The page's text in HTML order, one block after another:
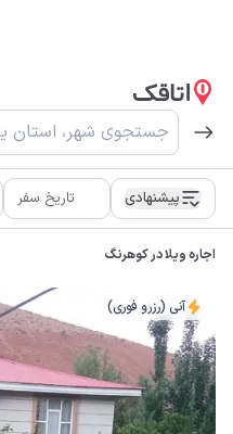
پیشنهادی تاریخ سفر
اجاره ویلا در کوهرنگ
آنی (رزرو فوری)